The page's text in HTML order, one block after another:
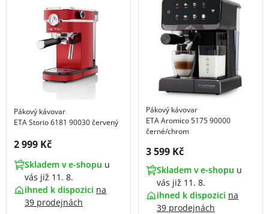
Pákový kávovar
ETA Storio 6181 90030 červený
Cena s DPH:
2 999 Kč
Skladem v e-shopu u
vás již 11. 8.
ihned k dispozici na
39 prodejnách
Pákový kávovar
ETA Aromico 5175 90000
černé/chrom
Cena s DPH:
3 599 Kč
Skladem v e-shopu u
vás již 11. 8.
ihned k dispozici na
39 prodejnách